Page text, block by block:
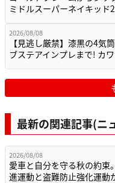
ミドルスーパーネイキッ
2026/08/08
【見逃し厳禁】漆黒の4気
ブステアインプレまで! カ
最新の関連記事(ニ
2026/08/08
愛車と自分を守る秋の約束
進運動と盗難防止強化運